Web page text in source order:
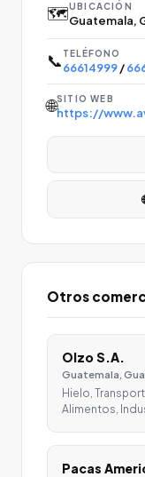
🗺️UBICACIÓN
Guatemala,
📞 TELÉFONO
66614999/
🌐SITIO WEB
https://
Otros
Olzo S.A.
Guatemala,
Hielo,
Alimentos,
Pacas